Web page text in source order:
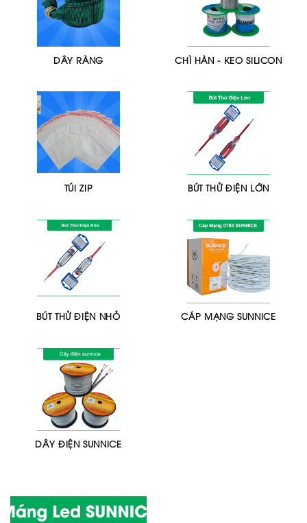
DÂY RÀNG CHÌ HÀN - KEO SILICON
TÚI ZIP BÚT THỬ ĐIỆN LỚN
BÚT THỬ ĐIỆN NHỎ CÁP MẠNG SUNNICE
DÂY ĐIỆN SUNNICE